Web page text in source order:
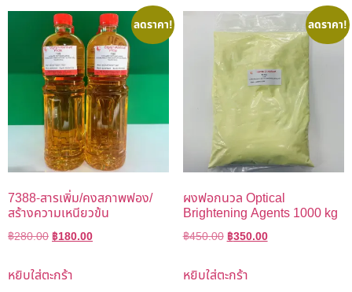
ลดราคา!
7388-สารเพิ่ม/คงสภาพฟอง/
สร้างความเหนียวข้น
฿280.00 ฿180.00
หยิบใส่ตะกร้า
ลดราคา!
ผงฟอกนวล Optical
Brightening Agents 1000 kg
฿450.00 ฿350.00
หยิบใส่ตะกร้า